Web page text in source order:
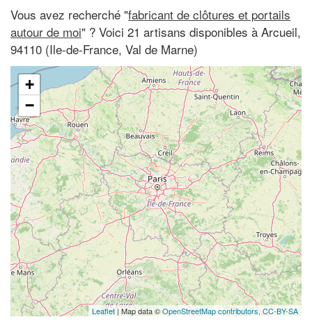
Vous avez recherché "fabricant de clôtures et portails
autour de moi" ? Voici 21 artisans disponibles à Arcueil,
94110 (Ile-de-France, Val de Marne)
+
−
Leaflet| Map data ©OpenStreetMap contributors,CC-BY-SA